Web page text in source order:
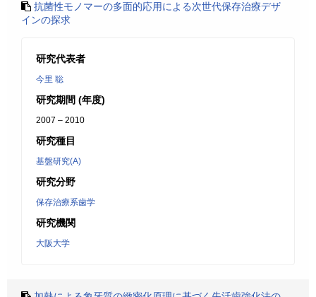
抗菌性モノマーの多面的応用による次世代保存治療デザ
インの探求
研究代表者
今里 聡
研究期間 (年度)
2007 – 2010
研究種目
基盤研究(A)
研究分野
保存治療系歯学
研究機関
大阪大学